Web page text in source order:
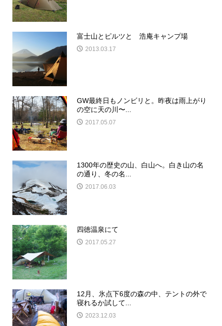
富士山とピルツと 浩庵キャンプ場
2013.03.17
GW最終日もノンビリと。昨夜は雨上がり
の空に天の川〜...
2017.05.07
1300年の歴史の山、白山へ。白き山の名
の通り、冬の名...
2017.06.03
四徳温泉にて
2017.05.27
12月、氷点下6度の森の中、テントの外で
寝れるか試して...
2023.12.03